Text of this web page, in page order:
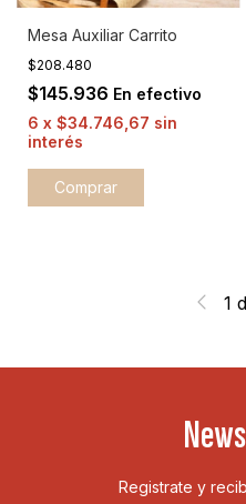
Mesa Auxiliar Carrito
$208.480
$145.936 En efectivo
6 x $34.746,67 sin
interés
1
Registrate y